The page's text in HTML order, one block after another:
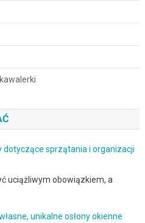
dotyczące sprzątania i organizacji
uciążliwym obowiązkiem, a
unikalne osłony okienne